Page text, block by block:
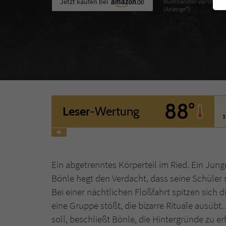
(Anzeige*)
Leser-Wertung 88°
Ein abgetrenntes Körperteil im Ried. Ein
Bönle hegt den Verdacht, dass seine
Bei einer nächtlichen Floßfahrt spitzen sich
eine Gruppe stößt, die bizarre Rituale
soll, beschließt Bönle, die Hintergründe zu